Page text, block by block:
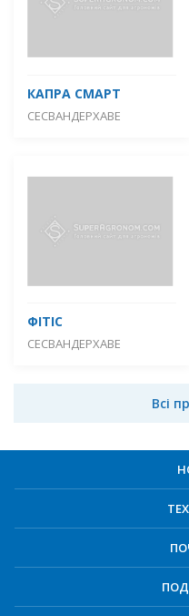
КАПРА СМАРТ
СЕСВАНДЕРХАВЕ
ФІТІС
СЕСВАНДЕРХАВЕ
Всі